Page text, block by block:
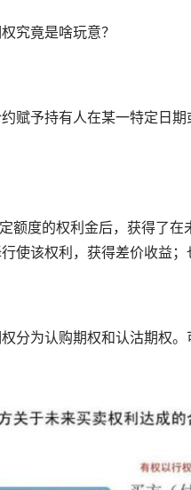
竟是啥玩意？
予持有人在某一特定日期
度的权利金后，获得了在
使该权利，获得差价收益；
为认购期权和认沽期权。